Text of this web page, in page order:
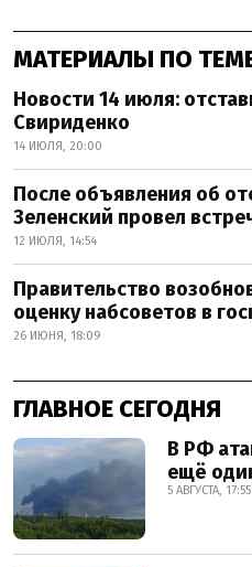
МАТЕРИАЛЫ ПО
Новости 14 июля:
Свириденко
14 ИЮЛЯ, 20:00
После объявления об
Зеленский провел
12 ИЮЛЯ, 14:54
Правительство
оценку набсоветов в
26 ИЮНЯ, 18:09
ГЛАВНОЕ СЕГОДНЯ
В РФ
ещё
5 АВГУСТА, 17:55